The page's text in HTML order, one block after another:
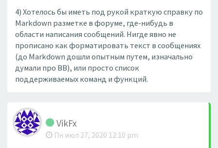
4) Хотелось бы иметь под рукой краткую справку по
Markdown разметке в форуме, где-нибудь в
области написания сообщений. Нигде явно не
прописано как форматировать текст в сообщениях
(до Markdown дошли опытным путем, изначально
думали про BB), или просто список
поддерживаемых команд и функций.
VikFx
Пн июл 27, 2020 12:10 pm